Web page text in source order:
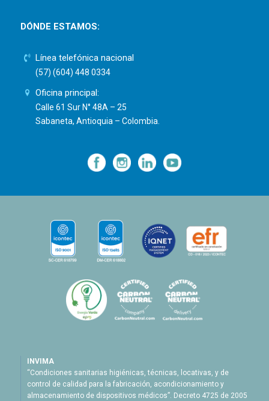
DÓNDE ESTAMOS:
Línea telefónica nacional
(57) (604) 448 0334
Oficina principal:
Calle 61 Sur N° 48A – 25
Sabaneta, Antioquia – Colombia.
— — —
INVIMA
“Condiciones sanitarias higiénicas, técnicas, locativas, y de
control de calidad para la fabricación, acondicionamiento y
almacenamiento de dispositivos médicos”. Decreto 4725 de 2005